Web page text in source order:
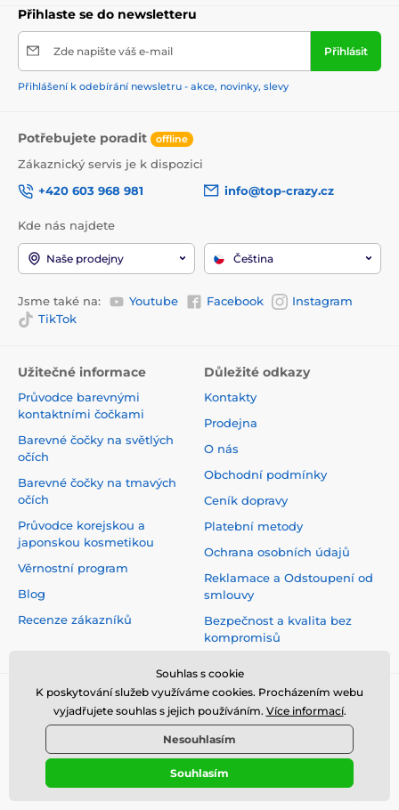
Přihlaste se do newsletteru
Zde napište váš e-mail Přihlásit
Přihlášení k odebírání newsletru - akce, novinky, slevy
Potřebujete poradit offline
Zákaznický servis je k dispozici
+420 603 968 981
info@top-crazy.cz
Kde nás najdete
Naše prodejny Čeština
Jsme také na: Youtube Facebook
Instagram
TikTok
Užitečné informace
Průvodce barevnými
kontaktními čočkami
Barevné čočky na světlých
očích
Barevné čočky na tmavých
očích
Průvodce korejskou a
japonskou kosmetikou
Věrnostní program
Blog
Recenze zákazníků
Důležité odkazy
Kontakty
Prodejna
O nás
Obchodní podmínky
Ceník dopravy
Platební metody
Ochrana osobních údajů
Reklamace a Odstoupení od
smlouvy
Bezpečnost a kvalita bez
kompromisů
© 2026 www.top-crazy.cz ⦁ E-shop vytvořila
Souhlas s cookie
K poskytování služeb využíváme cookies. Procházením webu
vyjadřujete souhlas s jejich používáním. Více informací.
Nesouhlasím
Souhlasím